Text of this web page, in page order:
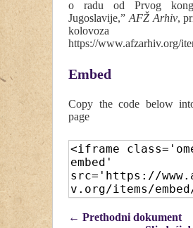
o radu od Prvog
Jugoslavije,”AFŽ Arhiv,
kolovoza
https://www.afzarhiv.org/
Embed
Copy the code below
page
← Prethodni dokument